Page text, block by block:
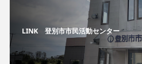
LINK 登別市市民活動センター